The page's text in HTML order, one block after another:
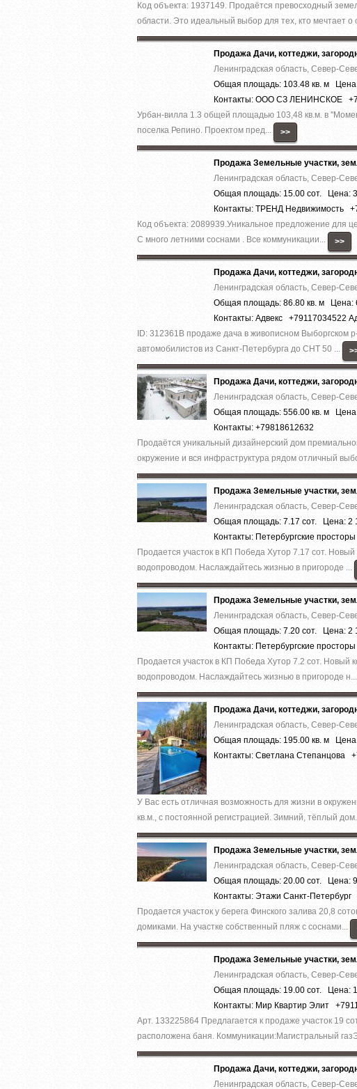
Код объекта: 1937149. Продаётся превосходный
области. Это идеальный выбор для тех, кто мечтает о
Продажа Дачи, коттеджи,
Ленинградская область, Север-
Общая площадь: 103.48 кв. м
Контакты: ООО СЗ ЛЕНИНСКОЕ
Урбан-вилла 1.3 общей площадью 103,48 кв.м. в
поселка Репино. Проектом пред...
>>
Продажа Земельные участки,
Ленинградская область, Север-
Общая площадь: 15.00 сот. Цена:
Контакты: ТРЕНД Недвижимость
Код объекта: 2089939.Уникальное предложение для
С много летними соснами . Все коммуникации...
>>
Продажа Дачи, коттеджи,
Ленинградская область, Север-
Общая площадь: 86.80 кв. м Цена:
Контакты: Адвекс +79117034522
ID: 312361В продаже дача в живописном Выборгском
автомобилистов из Санкт-Петербурга до СНТ 50 ...
Продажа Дачи, коттеджи,
Ленинградская область, Север-
Общая площадь: 556.00 кв. м
Контакты: +79818612632
Прoдaётcя уникальный дизaйнepский дом
окружeние и вcя инфраcтруктура рядом отличный
Продажа Земельные участки,
Ленинградская область, Север-
Общая площадь: 7.17 сот. Цена: 2
Контакты: Петербургские
Продается участок в КП Победа Хутор 7.17 сот.
водопроводом. Наслаждайтесь жизнью в пригороде ...
Продажа Земельные участки,
Ленинградская область, Север-
Общая площадь: 7.20 сот. Цена: 2
Контакты: Петербургские
Продается участок в КП Победа Хутор 7.2 сот. Новый
водопроводом. Наслаждайтесь жизнью в пригороде н...
Продажа Дачи, коттеджи,
Ленинградская область, Север-
Общая площадь: 195.00 кв. м
Контакты: Светлана Степанцова
У Вас есть отличная возможность для жизни в
кв.м., с постоянной регистрацией. Зимний, тёплый
Продажа Земельные участки,
Ленинградская область, Север-
Общая площадь: 20.00 сот. Цена:
Контакты: Этажи Санкт-
Продается участок у берега Финского залива 20,8
домиками. На участке собственный пляж с соснами...
Продажа Земельные участки,
Ленинградская область, Север-
Общая площадь: 19.00 сот. Цена:
Контакты: Мир Квартир Элит
Арт. 133225864 Предлагается к продаже участок 19
расположена баня. Коммуникации:Магистральный
Продажа Дачи, коттеджи,
Ленинградская область, Север-